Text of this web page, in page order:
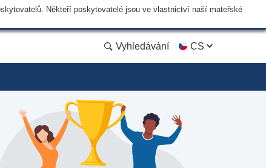
Někteří poskytovatelé jsou ve vlastnictví naší mateřské
Vyhledávání CS